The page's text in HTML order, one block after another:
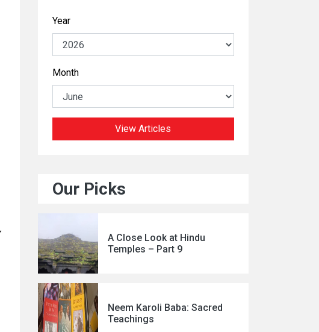
Year
Month
View Articles
Our Picks
A Close Look at Hindu
Temples – Part 9
Neem Karoli Baba: Sacred
Teachings